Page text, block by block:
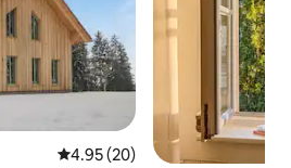
Ukadiriaji wa wastani wa 4.95
4.95 (20)